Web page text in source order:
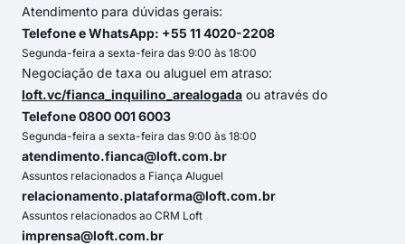
Atendimento para dúvidas gerais:
Telefone e WhatsApp: +55 11 4020-2208
Segunda-feira a sexta-feira das 9:00 às 18:00
Negociação de taxa ou aluguel em atraso:
loft.vc/fianca_inquilino_arealogada ou através do
Telefone 0800 001 6003
Segunda-feira a sexta-feira das 9:00 às 18:00
atendimento.fianca@loft.com.br
Assuntos relacionados a Fiança Aluguel
relacionamento.plataforma@loft.com.br
Assuntos relacionados ao CRM Loft
imprensa@loft.com.br